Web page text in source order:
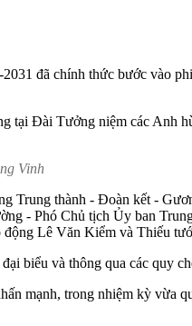
đã chính thức bước vào
Đài Tưởng niệm các Anh
Vinh
Trung thành - Đoàn kết -
- Phó Chủ tịch Ủy ban
Lê Văn Kiểm và Thiếu
biểu và thông qua các quy
mạnh, trong nhiệm kỳ vừa